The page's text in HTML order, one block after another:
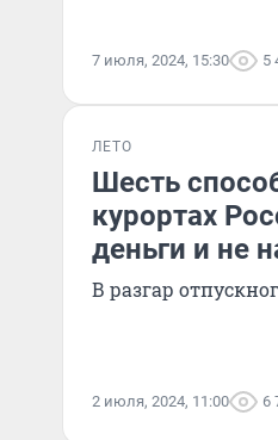
7 июля, 2024, 15:30 5
ЛЕТО
Шесть
курортах
деньги и не
В разгар
2 июля, 2024, 11:00 6